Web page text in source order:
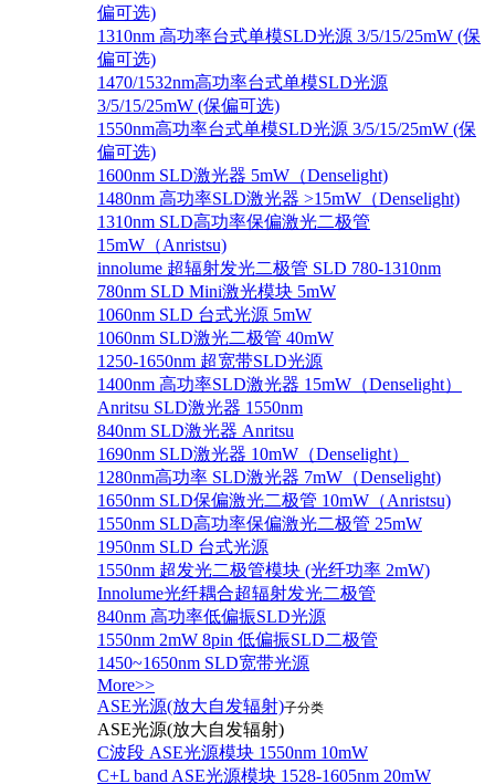
偏可选)
1310nm 高功率台式单模SLD光源 3/5/15/25mW (保
偏可选)
1470/1532nm高功率台式单模SLD光源
3/5/15/25mW (保偏可选)
1550nm高功率台式单模SLD光源 3/5/15/25mW (保
偏可选)
1600nm SLD激光器 5mW（Denselight)
1480nm 高功率SLD激光器 >15mW（Denselight)
1310nm SLD高功率保偏激光二极管
15mW（Anristsu)
innolume 超辐射发光二极管 SLD 780-1310nm
780nm SLD Mini激光模块 5mW
1060nm SLD 台式光源 5mW
1060nm SLD激光二极管 40mW
1250-1650nm 超宽带SLD光源
1400nm 高功率SLD激光器 15mW（Denselight）
Anritsu SLD激光器 1550nm
840nm SLD激光器 Anritsu
1690nm SLD激光器 10mW（Denselight）
1280nm高功率 SLD激光器 7mW（Denselight)
1650nm SLD保偏激光二极管 10mW（Anristsu)
1550nm SLD高功率保偏激光二极管 25mW
1950nm SLD 台式光源
1550nm 超发光二极管模块 (光纤功率 2mW)
Innolume光纤耦合超辐射发光二极管
840nm 高功率低偏振SLD光源
1550nm 2mW 8pin 低偏振SLD二极管
1450~1650nm SLD宽带光源
More>>
ASE光源(放大自发辐射)子分类
ASE光源(放大自发辐射)
C波段 ASE光源模块 1550nm 10mW
C+L band ASE光源模块 1528-1605nm 20mW